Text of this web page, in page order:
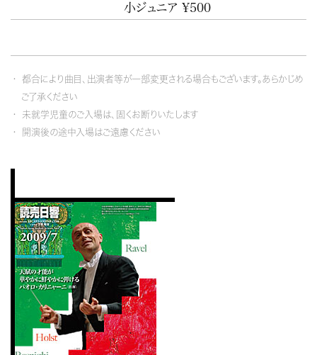
小ジュニア ¥500
都合により曲目、出演者等が一部変更される場合もございます。あらかじめ
ご了承ください
未就学児童のご入場は、固くお断りいたします
開演後の途中入場はご遠慮ください